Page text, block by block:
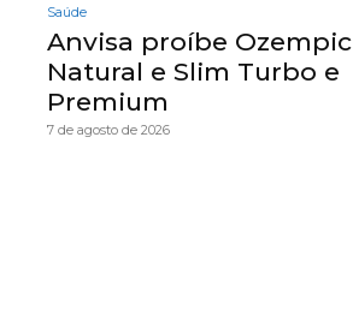
Saúde
Anvisa proíbe Ozempic
Natural e Slim Turbo e
Premium
7 de agosto de 2026